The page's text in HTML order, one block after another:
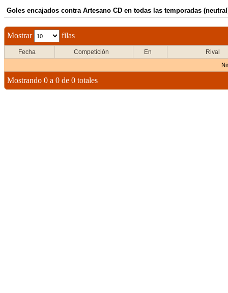
Goles encajados contra Artesano CD en todas las temporadas
Mostrar filas
Fecha Competición En Rival
Mostrando 0 a 0 de 0 totales